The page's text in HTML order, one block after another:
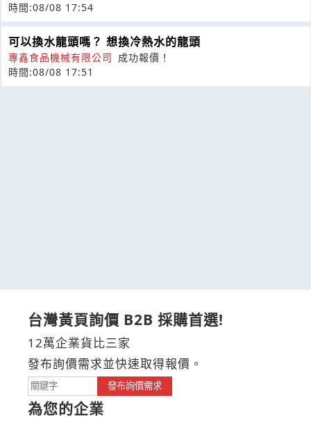
時間:08/08 17:54
可以換水龍頭嗎？ 想換冷熱水的龍頭
專鑫食品機械有限公司 成功報價！
時間:08/08 17:51
台灣黃頁詢價 B2B 採購首選!
12萬企業貨比三家
發布詢價需求並快速取得報價。
發布詢價需求
為您的企業